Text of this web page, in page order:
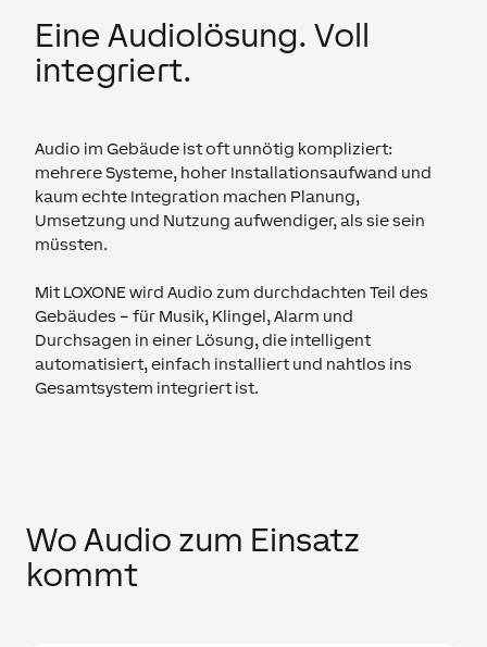
Eine Audiolösung. Voll
integriert.
Audio im Gebäude ist oft unnötig kompliziert:
mehrere Systeme, hoher Installationsaufwand und
kaum echte Integration machen Planung,
Umsetzung und Nutzung aufwendiger, als sie sein
müssten.
Mit LOXONE wird Audio zum durchdachten Teil des
Gebäudes – für Musik, Klingel, Alarm und
Durchsagen in einer Lösung, die intelligent
automatisiert, einfach installiert und nahtlos ins
Gesamtsystem integriert ist.
Wo Audio zum Einsatz
kommt